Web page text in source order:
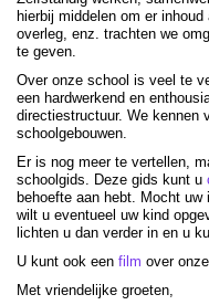
hierbij middelen om er
overleg, enz. trachten we
te geven.
Over onze school is veel te
een hardwerkend en
directiestructuur. We kennen
schoolgebouwen.
Er is nog meer te vertellen,
schoolgids. Deze gids kunt u
behoefte aan hebt. Mocht
wilt u eventueel uw kind
lichten u dan verder in en u
U kunt ook een film over
Met vriendelijke groeten,